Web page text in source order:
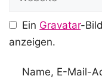
Ein Gravatar-
anzeigen.
Name, E-Mail-